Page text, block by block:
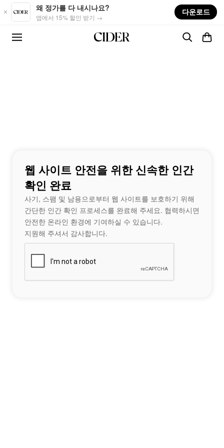
Skip to main content
왜 정가를 다 내시나요?
앱에서 15% 할인 받기 →
다운로드
웹 사이트 안전을 위한 신속한 인간
확인 완료
사기, 스팸 및 남용으로부터 웹 사이트를 보호하기 위해
간단한 인간 확인 프로세스를 완료해 주세요. 협력하시면
안전한 온라인 환경에 기여하실 수 있습니다.
지원해 주셔서 감사합니다.